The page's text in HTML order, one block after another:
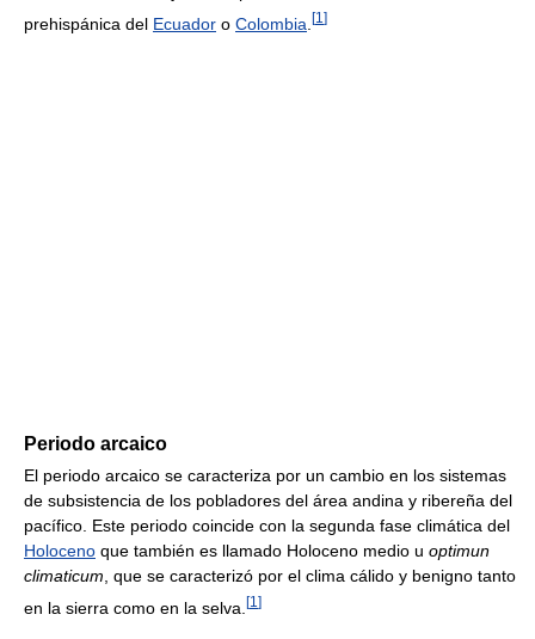
prehispánica del Ecuador o Colombia [1 ]
Periodo arcaico
El periodo arcaico se caracteriza por un cambio en los sistemas
de subsistencia de los pobladores del área andina y ribereña del
pacífico. Este periodo coincide con la segunda fase climática del
Holoceno que también es llamado Holoceno medio u optimun
climaticum , que se caracterizó por el clima cálido y benigno tanto
en la sierra como en la selva. [1 ]